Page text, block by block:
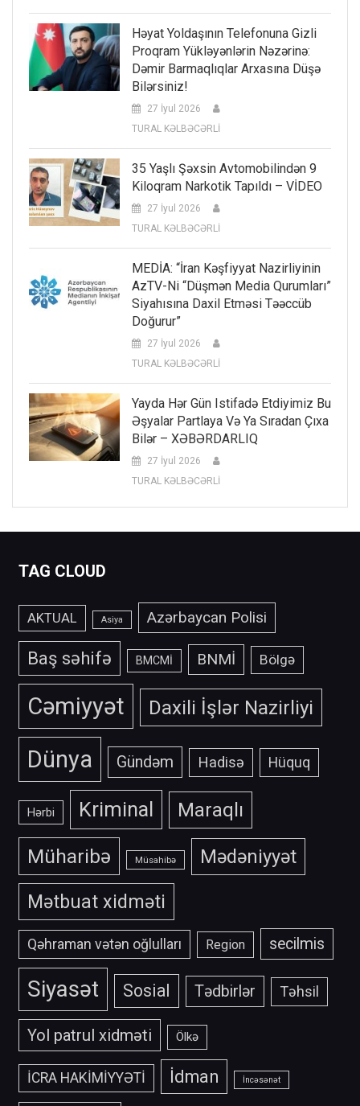
Həyat Yoldaşının Telefonuna Gizli
Proqram Yükləyənlərin Nəzərinə:
Dəmir Barmaqlıqlar Arxasına Düşə
Bilərsiniz!
27 İyul 2026
TURAL KƏLBƏCƏRLİ
35 Yaşlı Şəxsin Avtomobilindən 9
Kiloqram Narkotik Tapıldı – VİDEO
27 İyul 2026
TURAL KƏLBƏCƏRLİ
MEDİA: “İran Kəşfiyyat Nazirliyinin
AzTV-Ni “düşmən Media Qurumları”
Siyahısına Daxil Etməsi Təəccüb
Doğurur”
27 İyul 2026
TURAL KƏLBƏCƏRLİ
Yayda Hər Gün Istifadə Etdiyimiz Bu
Əşyalar Partlaya Və Ya Sıradan Çıxa
Bilər – XƏBƏRDARLIQ
27 İyul 2026
TURAL KƏLBƏCƏRLİ
TAG CLOUD
AKTUAL Asiya Azərbaycan Polisi
Baş səhifə BMCMİ BNMİ Bölgə
Cəmiyyət Daxili İşlər Nazirliyi
Dünya Gündəm Hadisə Hüquq
Hərbi Kriminal Maraqlı
Müharibə Müsahibə
Mədəniyyət
Mətbuat xidməti
Qəhraman vətən oğlulları Region secilmis
Siyasət Sosial Tədbirlər Təhsil
Yol patrul xidməti Ölkə
İCRA HAKİMİYYƏTİ İdman İncəsənət